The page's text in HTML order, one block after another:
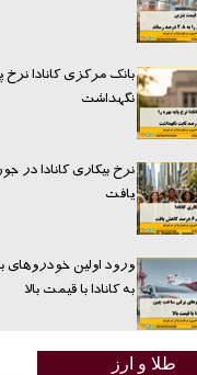
بانک مرکزی کانادا نرخ
نگهداشت
یافت
ورود اولین
به کانادا با قیمت بالا
طلا و ارز